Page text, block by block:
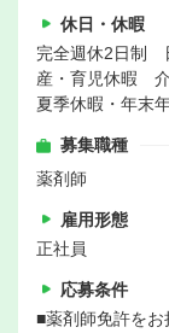
休日・休暇
完全週休2日
産・育児休暇
夏季休暇・年末
募集職種
薬剤師
雇用形態
正社員
応募条件
■薬剤師免許をお